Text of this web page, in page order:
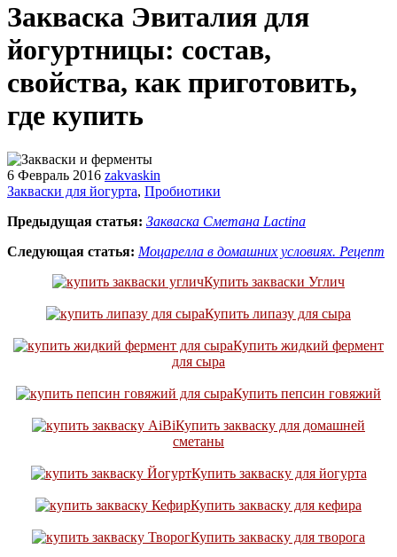
Закваска Эвиталия для
йогуртницы: состав,
свойства, как приготовить,
где купить
6 Февраль 2016 zakvaskin
Закваски для йогурта, Пробиотики
Предыдущая статья: Закваска Сметана Lactina
Следующая статья: Моцарелла в домашних условиях. Рецепт
Купить закваски Углич
Купить липазу для сыра
Купить жидкий фермент
для сыра
Купить пепсин говяжий
Купить закваску для домашней
сметаны
Купить закваску для йогурта
Купить закваску для кефира
Купить закваску для творога